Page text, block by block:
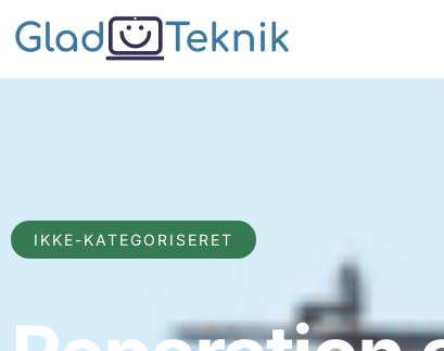
IKKE-KATEGORISERET